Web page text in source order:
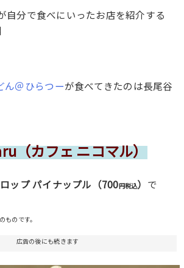
自分で食べにいったお店を紹介する
ん＠ひらつーが食べてきたのは長尾谷
（カフェ ニコマル）
ップ パイナップル（700円税込） で
ものです。
広告の後にも続きます